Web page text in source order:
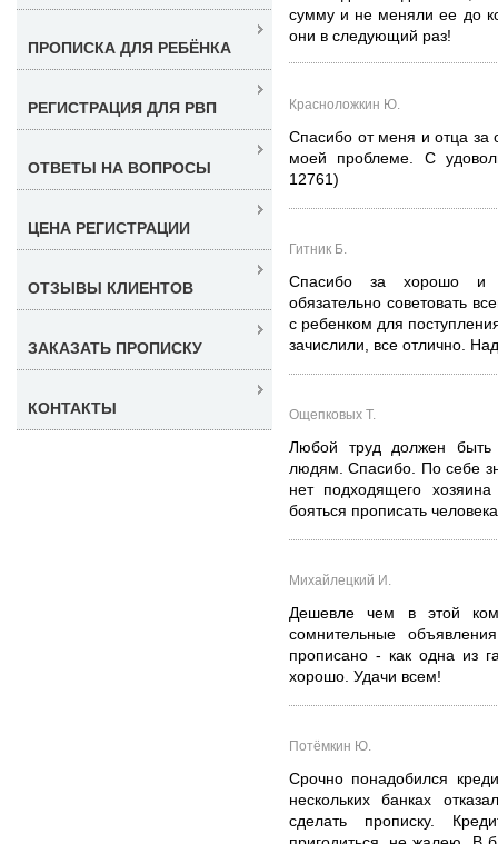
сумму и не меняли ее до
они в следующий раз!
Красноложкин Ю.
Спасибо от меня и отца за
моей проблеме. С
12761)
Гитник Б.
Спасибо за хорошо и
обязательно советовать
с ребенком для
зачислили, все отлично.
Ощепковых Т.
Любой труд должен быть
людям. Спасибо. По себе
нет подходящего
бояться прописать
Михайлецкий И.
Дешевле чем в этой
сомнительные
прописано - как одна из
хорошо. Удачи всем!
Потёмкин Ю.
Срочно понадобился
нескольких банках
сделать прописку.
ПРОПИСКА ДЛЯ РЕБЁНКА
РЕГИСТРАЦИЯ ДЛЯ РВП
ОТВЕТЫ НА ВОПРОСЫ
ЦЕНА РЕГИСТРАЦИИ
ОТЗЫВЫ КЛИЕНТОВ
ЗАКАЗАТЬ ПРОПИСКУ
КОНТАКТЫ